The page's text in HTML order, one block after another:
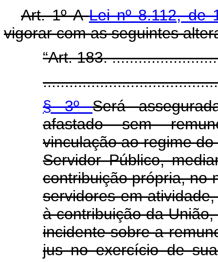
Art. 1º ALei nº 8.112, de
vigorar com as seguintes
“Art. 183.
§ 3ºSerá
afastado sem
vinculação ao regime
Servidor Público,
contribuição própria, no
servidores em
à contribuição da
incidente sobre a
jus no exercício de